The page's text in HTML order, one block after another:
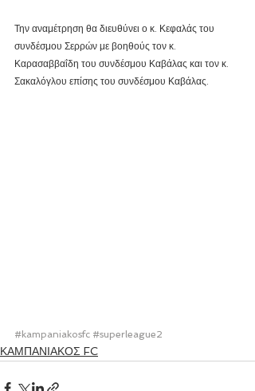
Την αναμέτρηση θα διευθύνει ο κ. Κεφαλάς του
συνδέσμου Σερρών με βοηθούς τον κ.
Καρασαββαΐδη του συνδέσμου Καβάλας και τον κ.
Σακαλόγλου επίσης του συνδέσμου Καβάλας.
#kampaniakosfc #superleague2
ΚΑΜΠΑΝΙΑΚΟΣ FC